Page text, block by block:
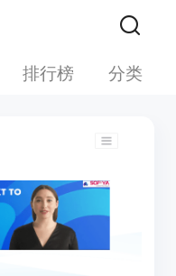
排行榜 分类